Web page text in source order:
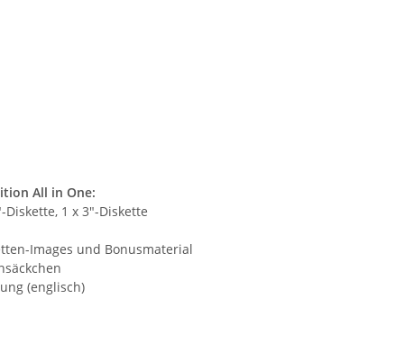
All in One:
Diskette, 1 x 3"-Diskette
Images und Bonusmaterial
(englisch)